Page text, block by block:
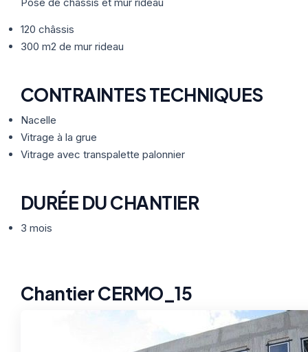
Nos Formules ACTUALITÉS
ETRE RAPPELÉ
120 châssis
300 m2 de mur rideau
CONTRAINTES TECHNIQUES
Nacelle
Vitrage à la grue
Vitrage avec transpalette palonnier
DURÉE DU CHANTIER
3 mois
Chantier CERMO_15